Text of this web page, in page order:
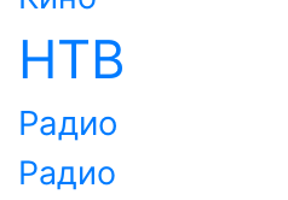
НТВ
Радио
Радио